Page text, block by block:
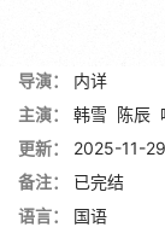
导演：
内详
主演：
韩雪 陈辰
更新：
2025-11-
备注：
已完结
语言：
国语